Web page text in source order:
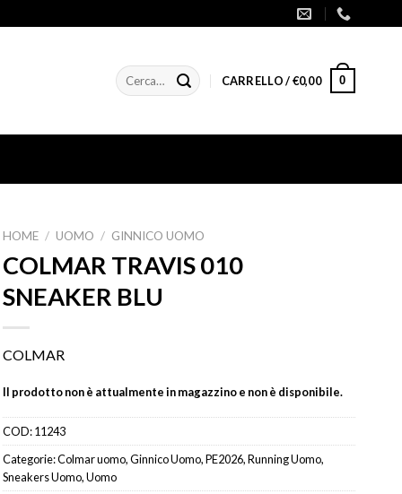
Cerca: CARRELLO /€0,00 0
HOME / UOMO / GINNICO UOMO
COLMAR TRAVIS 010
SNEAKER BLU
COLMAR
Il prodotto non è attualmente in magazzino e non è disponibile.
COD:11243
Categorie:Colmar uomo,Ginnico Uomo,PE2026,Running Uomo,
Sneakers Uomo,Uomo